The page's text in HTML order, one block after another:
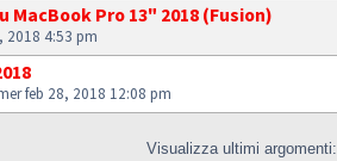
MacBook Pro 13" 2018 (Fusion)
4:53 pm
feb 28, 2018 12:08 pm
Visualizza ultimi argomenti: